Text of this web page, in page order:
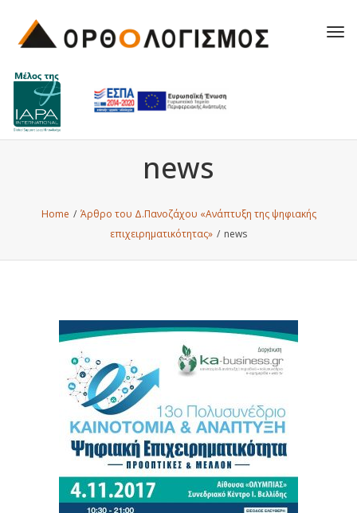
news
Home / Άρθρο του Δ.Πανοζάχου «Ανάπτυξη της ψηφιακής
επιχειρηματικότητας» / news